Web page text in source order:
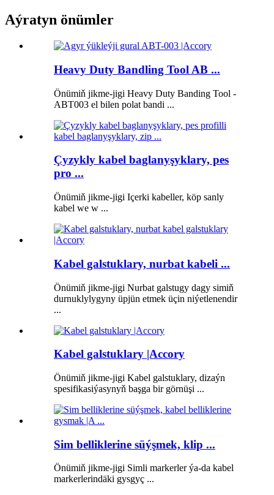
Aýratyn önümler
Heavy Duty Bandling Tool AB ...
Önümiň jikme-jigi Heavy Duty Banding Tool -
ABT003 el bilen polat bandi ...
Çyzykly kabel baglanyşyklary, pes
pro ...
Önümiň jikme-jigi Içerki kabeller, köp sanly
kabel we w ...
Kabel galstuklary, nurbat kabeli ...
Önümiň jikme-jigi Nurbat galstugy dagy simiň
durnuklylygyny üpjün etmek üçin niýetlenendir
...
Kabel galstuklary |Accory
Önümiň jikme-jigi Kabel galstuklary, dizaýn
spesifikasiýasynyň başga bir görnüşi ...
Sim belliklerine süýşmek, klip ...
Önümiň jikme-jigi Simli markerler ýa-da kabel
markerlerindäki gysgyç ...